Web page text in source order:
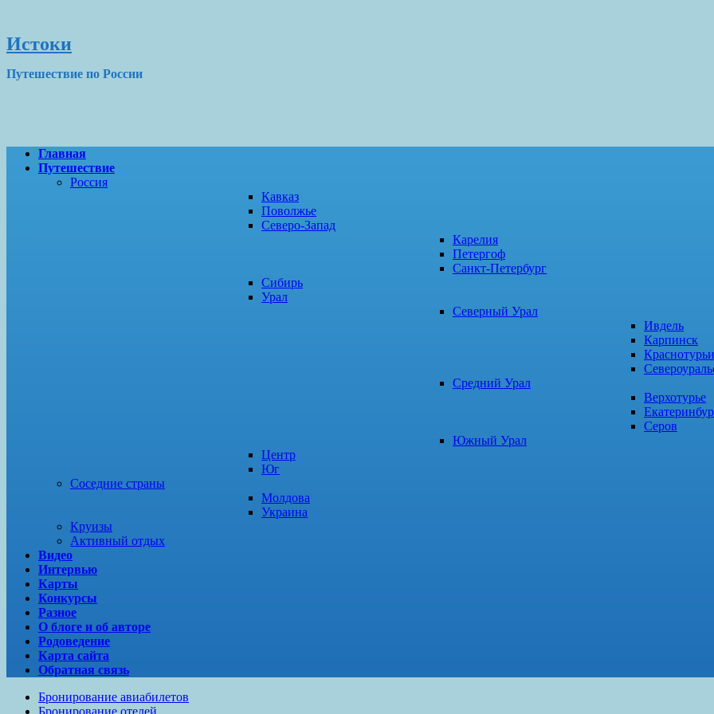
Истоки
Путешествие по России
Главная
Путешествие
Россия
Кавказ
Поволжье
Северо-Запад
Карелия
Петергоф
Санкт-Петербург
Сибирь
Урал
Северный Урал
Ивдель
Карпинск
Средний Урал
Верхотурье
Серов
Южный Урал
Центр
Юг
Соседние страны
Молдова
Украина
Круизы
Активный отдых
Видео
Интервью
Карты
Конкурсы
Разное
О блоге и об авторе
Родоведение
Карта сайта
Обратная связь
Бронирование авиабилетов
Бронирование отелей